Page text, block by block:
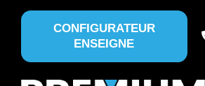
CONFIGURATEUR
ENSEIGNE